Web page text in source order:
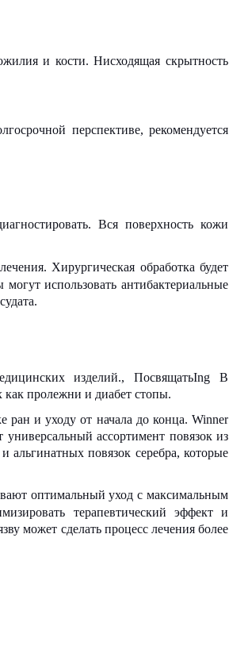
и кости. Нисходящая скрытность
перспективе, рекомендуется
Вся поверхность кожи
Хирургическая обработка будет
использовать антибактериальные
изделий., ПосвящатьIng В
как пролежни и диабет стопы.
и уходу от начала до конца. Winner
универсальный ассортимент повязок из
повязок серебра, которые
оптимальный уход с максимальным
терапевтический эффект и
может сделать процесс лечения более